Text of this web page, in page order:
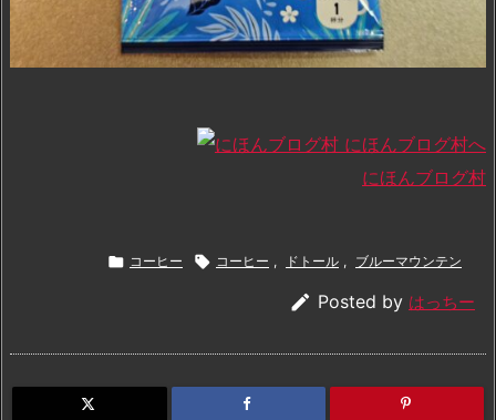
にほんブログ村
 コーヒー  コーヒー , ドトール , ブルーマウンテン
 Posted by はっちー